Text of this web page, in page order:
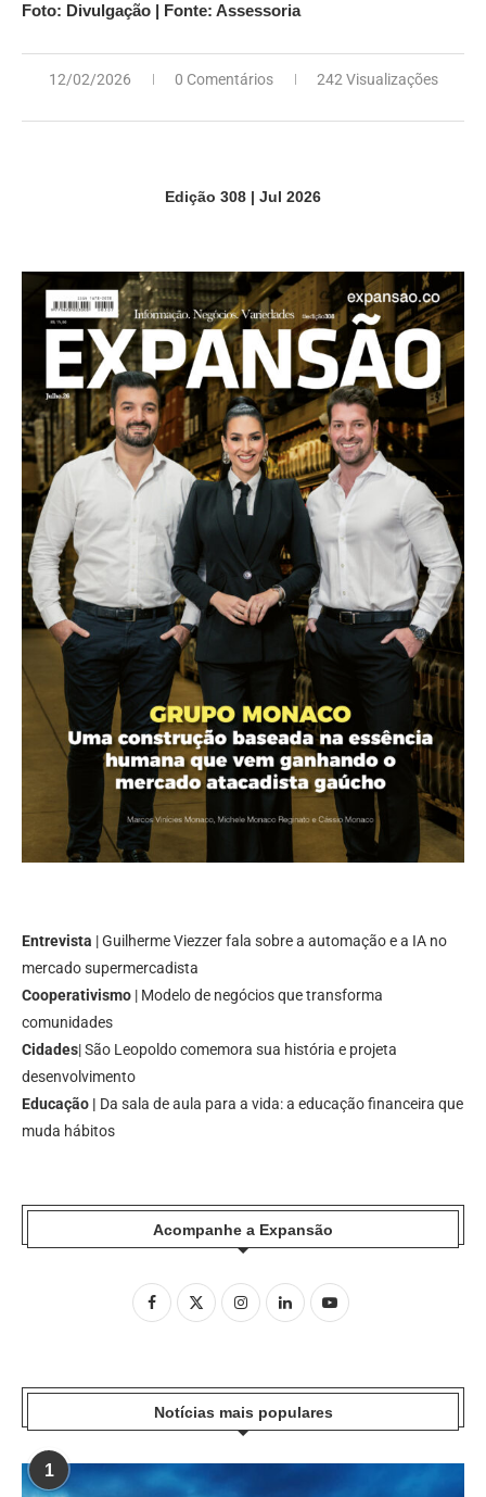
Foto: Divulgação | Fonte: Assessoria
12/02/2026 0 Comentários 242 Visualizações
Edição 308 | Jul 2026
Entrevista | Guilherme Viezzer fala sobre a automação e a IA no
mercado supermercadista
Cooperativismo | Modelo de negócios que transforma
comunidades
Cidades| São Leopoldo comemora sua história e projeta
desenvolvimento
Educação | Da sala de aula para a vida: a educação financeira que
muda hábitos
Acompanhe a Expansão
Notícias mais populares
1